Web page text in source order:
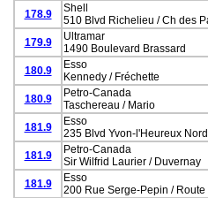
178.9
Shell
510 Blvd Richelieu / Ch des
179.9
Ultramar
1490 Boulevard Brassard
180.9
Esso
Kennedy / Fréchette
180.9
Petro-Canada
Taschereau / Mario
181.9
Esso
235 Blvd Yvon-l'Heureux Nord
181.9
Petro-Canada
Sir Wilfrid Laurier / Duvernay
181.9
Esso
200 Rue Serge-Pepin / Route